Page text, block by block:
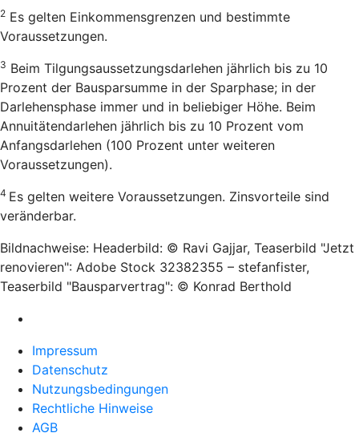
2 Es gelten Einkommensgrenzen und bestimmte
Voraussetzungen.
3 Beim Tilgungsaussetzungsdarlehen jährlich bis zu 10
Prozent der Bausparsumme in der Sparphase; in der
Darlehensphase immer und in beliebiger Höhe. Beim
Annuitätendarlehen jährlich bis zu 10 Prozent vom
Anfangsdarlehen (100 Prozent unter weiteren
Voraussetzungen).
4 Es gelten weitere Voraussetzungen. Zinsvorteile sind
veränderbar.
Bildnachweise: Headerbild: © Ravi Gajjar, Teaserbild "Jetzt
renovieren": Adobe Stock 32382355 – stefanfister,
Teaserbild "Bausparvertrag": © Konrad Berthold
Impressum
Datenschutz
Nutzungsbedingungen
Rechtliche Hinweise
AGB